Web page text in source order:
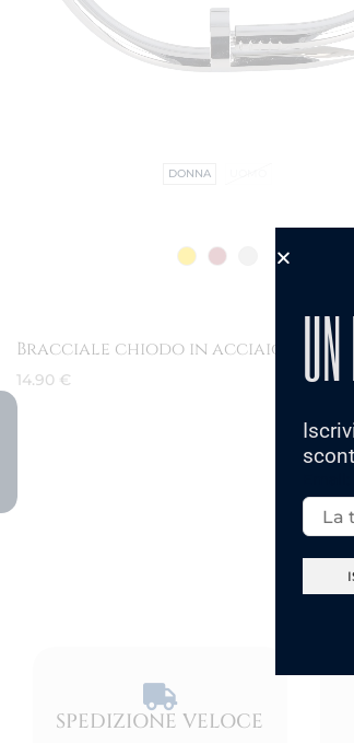
DONNA
Bracciale chiodo in acciaio
14.90 €
SPEDIZIONE VELOCE​